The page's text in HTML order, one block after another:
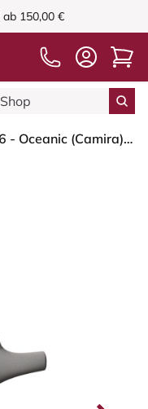
ab 150,00 €
HÅG Capisco 8106 - Oceanic (Camira) - Recyceltes Polyester - OCI008 - Warm grey - Moss Grey - 265 mm (Sitzhöhe 53-79cm) - Weiche Rollen für harte Böden